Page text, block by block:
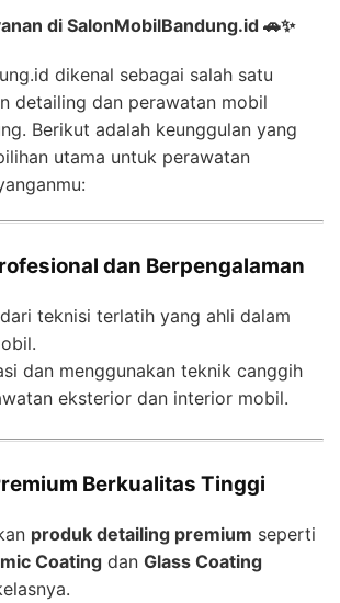
di SalonMobilBandung.id 🚗✨
dikenal sebagai salah satu
detailing dan perawatan mobil
Berikut adalah keunggulan yang
utama untuk perawatan
dan Berpengalaman
teknisi terlatih yang ahli dalam
dan menggunakan teknik canggih
eksterior dan interior mobil.
Berkualitas Tinggi
produk detailing premium seperti
Coating dan Glass Coating